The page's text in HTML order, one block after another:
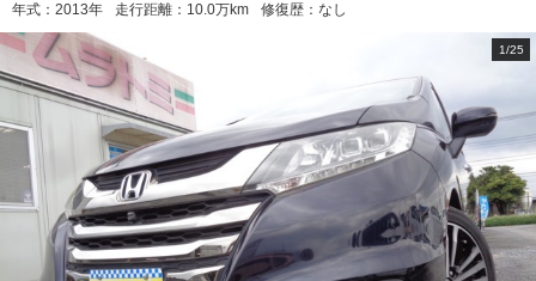
年式： 2013年 走行距離： 10.0万km 修復歴： なし
1/25